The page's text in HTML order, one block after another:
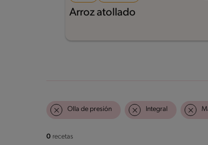
Arroz atollado
Olla de presión Integral
0 recetas